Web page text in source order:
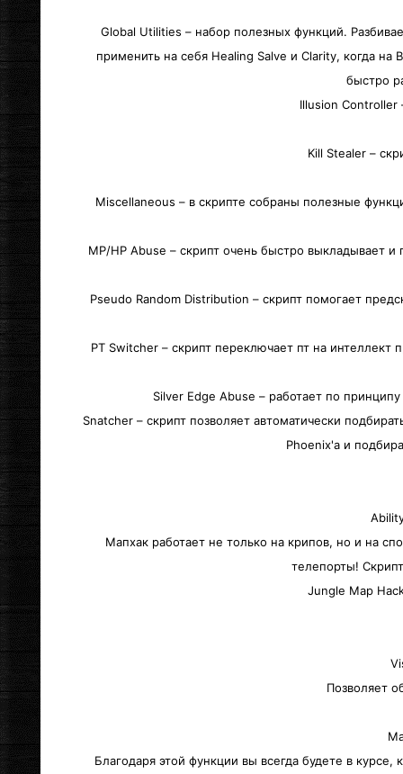
Global Utilities – набор полезных функций.
применить на себя Healing Salve и Clarity, когда
быстро
Illusion Controller
Kill Stealer –
Miscellaneous – в скрипте собраны полезные
MP/HP Abuse – скрипт очень быстро выкладывает
Pseudo Random Distribution – скрипт помогает
PT Switcher – скрипт переключает пт на
Silver Edge Abuse – работает по
Snatcher – скрипт позволяет автоматически
Phoenix'a и
Мапхак работает не только на крипов, но и на
телепорты!
Jungle Map
Позволяет
Благодаря этой функции вы всегда будете в